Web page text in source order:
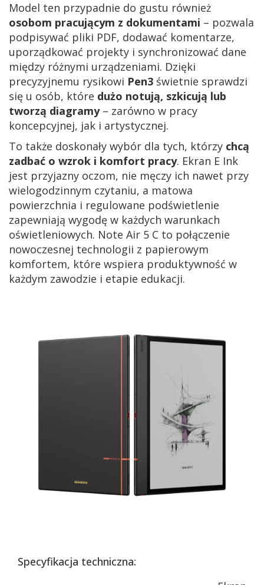
Model ten przypadnie do gustu również
osobom pracującym z dokumentami – pozwala
podpisywać pliki PDF, dodawać komentarze,
uporządkować projekty i synchronizować dane
między różnymi urządzeniami. Dzięki
precyzyjnemu rysikowi Pen3 świetnie sprawdzi
się u osób, które dużo notują, szkicują lub
tworzą diagramy– zarówno w pracy
koncepcyjnej, jak i artystycznej.
To także doskonały wybór dla tych, którzy chcą
zadbać o wzrok i komfort pracy. Ekran E Ink
jest przyjazny oczom, nie męczy ich nawet przy
wielogodzinnym czytaniu, a matowa
powierzchnia i regulowane podświetlenie
zapewniają wygodę w każdych warunkach
oświetleniowych. Note Air 5 C to połączenie
nowoczesnej technologii z papierowym
komfortem, które wspiera produktywność w
każdym zawodzie i etapie edukacji.
Specyfikacja techniczna: